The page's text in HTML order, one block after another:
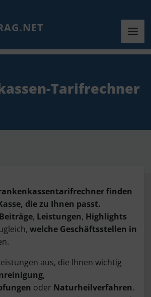
Tarifrechner
finden
die zu Ihnen passt.
Beiträge, Leistungen, Highlights
welche Geschäftsstellen in
aus, die Ihnen wichtig
,
oder Naturheilverfahren.